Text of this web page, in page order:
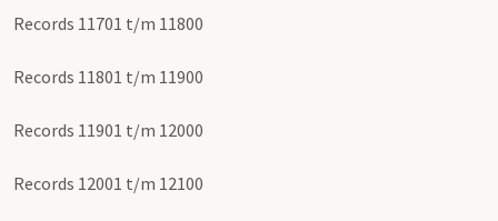
Records 11701 t/m 11800
Records 11801 t/m 11900
Records 11901 t/m 12000
Records 12001 t/m 12100